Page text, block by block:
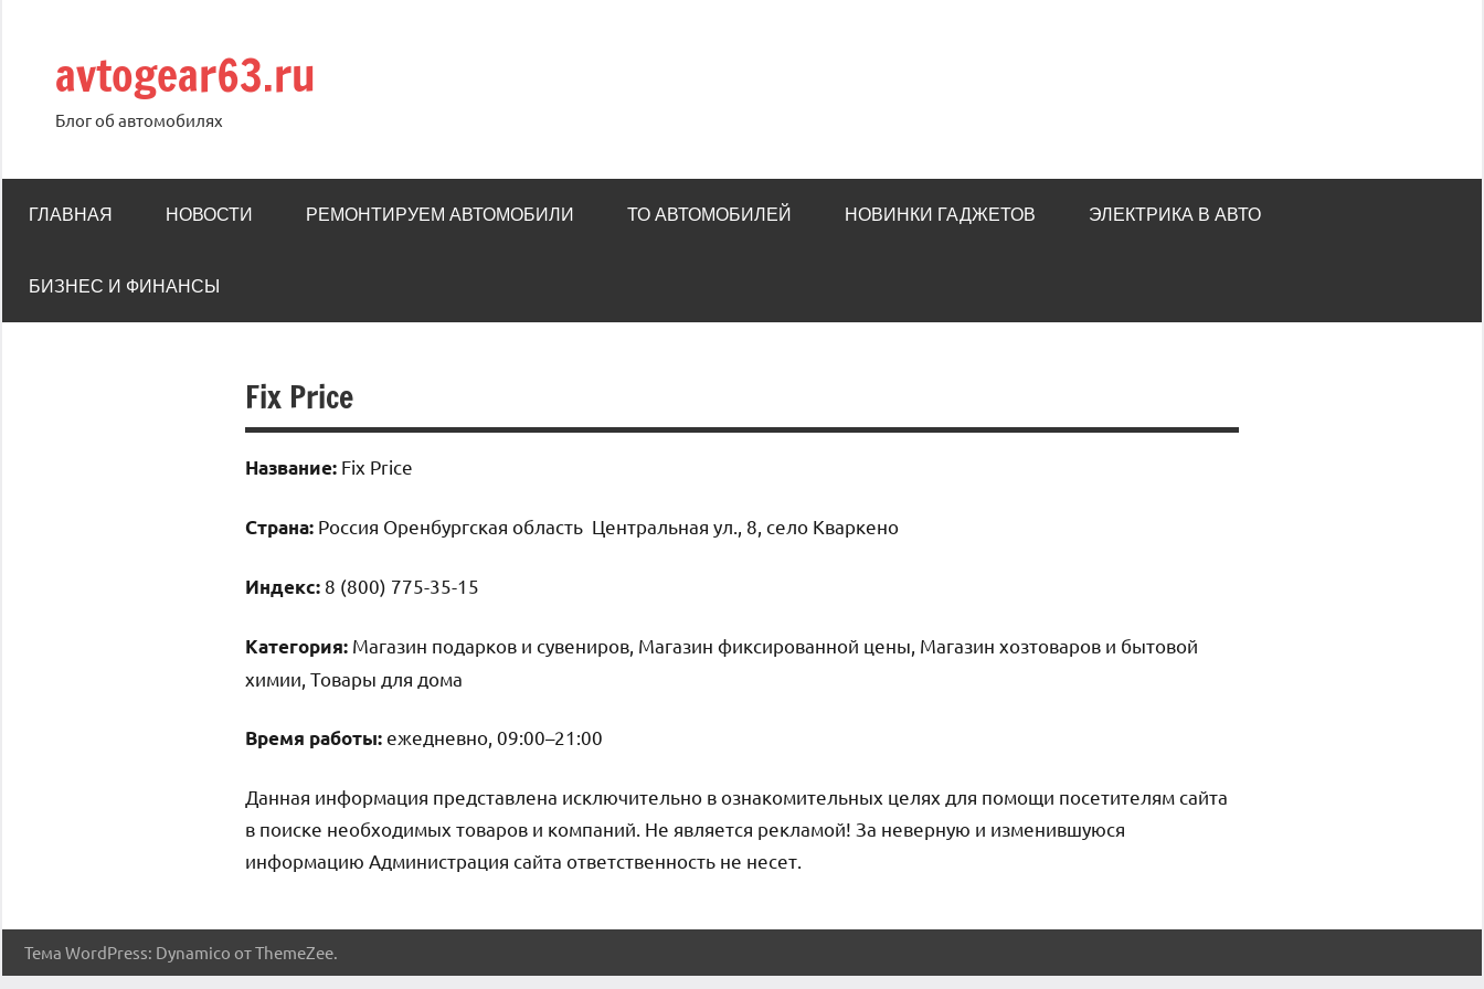
содержимому
avtogear63.ru
Блог об автомобилях
ГЛАВНАЯ НОВОСТИ РЕМОНТИРУЕМ АВТОМОБИЛИ ТО АВТОМОБИЛЕЙ НОВИНКИ ГАДЖЕТОВ ЭЛЕКТРИКА В АВТО
БИЗНЕС И ФИНАНСЫ
Fix Price
Название: Fix Price
Страна: Россия Оренбургская область Центральная ул., 8, село Кваркено
Индекс: 8 (800) 775-35-15
Категория: Магазин подарков и сувениров, Магазин фиксированной цены, Магазин хозтоваров и бытовой
химии, Товары для дома
Время работы:ежедневно, 09:00–21:00
Данная информация представлена исключительно в ознакомительных целях для помощи посетителям сайта
в поиске необходимых товаров и компаний. Не является рекламой! За неверную и изменившуюся
информацию Администрация сайта ответственность не несет.
Тема WordPress: Dynamico от ThemeZee.